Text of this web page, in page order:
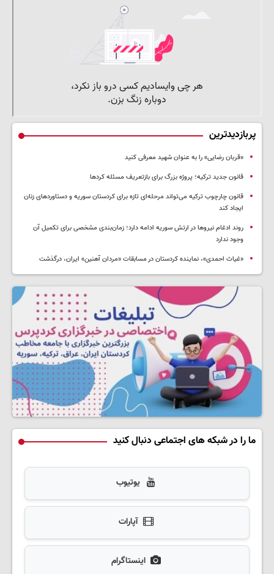
پربازدیدترین
«قربان رضایی» را به عنوان شهید معرفی کنید
قانون جدید ترکیه؛ پروژه بزرگ‌ برای بازتعریف مسئله کردها
قانون چارچوب ترکیه می‌تواند مرحله‌ای تازه برای کردستان سوریه و دستاوردهای زنان
ایجاد کند
روند ادغام نیروها در ارتش سوریه ادامه دارد؛ زمان‌بندی مشخصی برای تکمیل آن
وجود ندارد
«غیاث احمدی»، نماینده کردستان در مسابقات «مردان آهنین» ایران، درگذشت
ما را در شبکه های اجتماعی دنبال کنید
یوتیوب
آپارات
اینستاگرام